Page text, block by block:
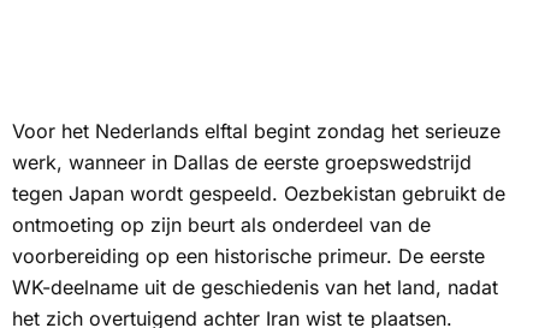
Voor het Nederlands elftal begint zondag het serieuze
werk, wanneer in Dallas de eerste groepswedstrijd
tegen Japan wordt gespeeld. Oezbekistan gebruikt de
ontmoeting op zijn beurt als onderdeel van de
voorbereiding op een historische primeur. De eerste
WK-deelname uit de geschiedenis van het land, nadat
het zich overtuigend achter Iran wist te plaatsen.